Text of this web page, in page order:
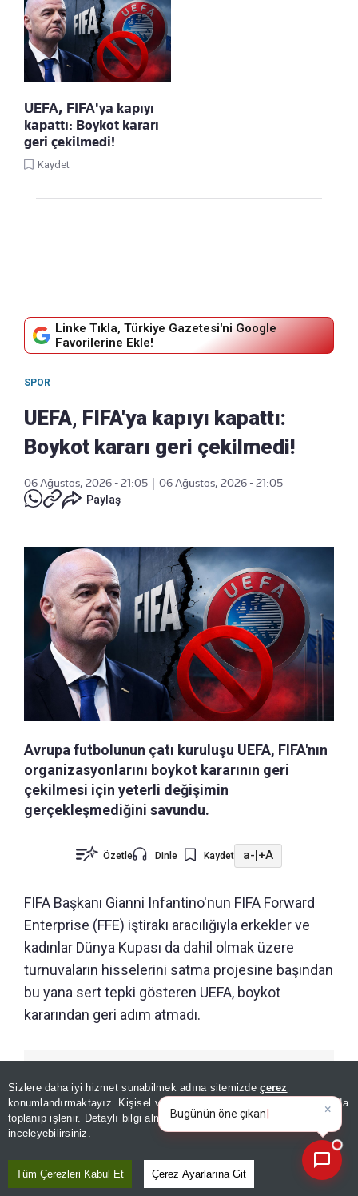
Sizlere daha iyi hizmet sunabilmek adına sitemizdeçerez
konumlandırmaktayız. Kişisel verileriniz, KVKK ve GDPR kapsamında
toplanıp işlenir. Detaylı bilgi almak içinAydınlatma Metnimizi
inceleyebilirsiniz.
Tüm Çerezleri Kabul Et Çerez Ayarlarına Git
UEFA, FIFA'ya kapıyı
kapattı: Boykot kararı
geri çekilmedi!
Kaydet
Linke Tıkla, Türkiye Gazetesi'ni Google
Favorilerine Ekle!
SPOR
UEFA, FIFA'ya kapıyı kapattı:
Boykot kararı geri çekilmedi!
06 Ağustos, 2026 - 21:05
06 Ağustos, 2026 - 21:05
Paylaş
Avrupa futbolunun çatı kuruluşu UEFA, FIFA'nın
organizasyonlarını boykot kararının geri
çekilmesi için yeterli değişimin
gerçekleşmediğini savundu.
Özetle Dinle Kaydet a- +A
FIFA Başkanı Gianni Infantino'nun FIFA Forward
Enterprise (FFE) iştirakı aracılığıyla erkekler ve
kadınlar Dünya Kupası da dahil olmak üzere
turnuvaların hisselerini satma projesine başından
bu yana sert tepki gösteren UEFA, boykot
kararından geri adım atmadı.
SPOR
Özel | Hyeon-gyu Oh için Luis
Suarez benzetmesi! "En iyi
halini henüz görmediniz"
×
Bugünün öne çıkan manşetleri
ve gelişmeleri neler?